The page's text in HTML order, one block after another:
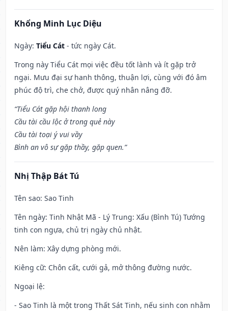
Khổng Minh Lục Diệu
Ngày: Tiểu Cát - tức ngày Cát.
Trong này Tiểu Cát mọi việc đều tốt lành và ít gặp trở
ngại. Mưu đại sự hanh thông, thuận lợi, cùng với đó âm
phúc độ trì, che chở, được quý nhân nâng đỡ.
“Tiểu Cát gặp hội thanh long
Cầu tài cầu lộc ở trong quẻ này
Cầu tài toại ý vui vầy
Bình an vô sự gặp thầy, gặp quen.”
Nhị Thập Bát Tú
Tên sao: Sao Tinh
Tên ngày: Tinh Nhật Mã - Lý Trung: Xấu (Bình Tú) Tướng
tinh con ngựa, chủ trị ngày chủ nhật.
Nên làm: Xây dựng phòng mới.
Kiêng cữ: Chôn cất, cưới gả, mở thông đường nước.
Ngoại lệ:
- Sao Tinh là một trong Thất Sát Tinh, nếu sinh con nhằm